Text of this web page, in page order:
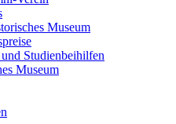
Museum
Studienbeihilfen
Museum